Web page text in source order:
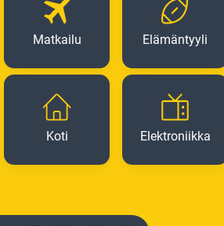
Matkailu Elämäntyyli
Koti Elektroniikka